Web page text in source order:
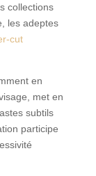
collections
les adeptes
cut
en
met en
subtils
participe